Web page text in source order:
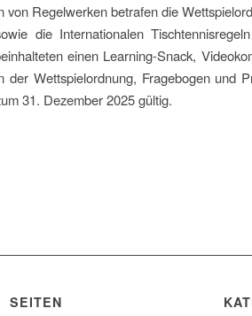
von Regelwerken betrafen die
die Internationalen
einen Learning-Snack,
der Wettspielordnung, Fragebogen und
31. Dezember 2025 gültig.
SEITEN